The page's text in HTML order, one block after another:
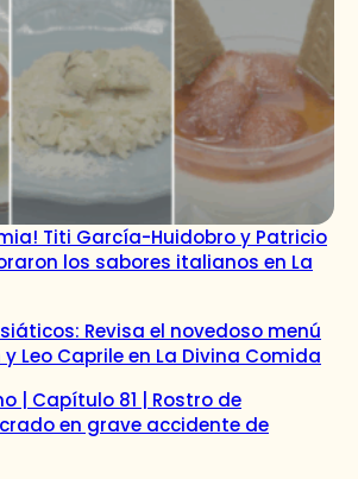
Titi García-Huidobro y Patricio
los sabores italianos en La
Revisa el novedoso menú
Leo Caprile en La Divina Comida
| Capítulo 81 | Rostro de
en grave accidente de